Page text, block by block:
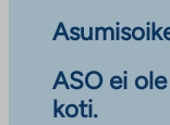
ASO ei
koti.